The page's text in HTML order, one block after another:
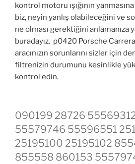
kontrol motoru ışığının
biz, neyin yanlış olabileceğini ve
ne olması gerektiğini anlamanıza
buradayız. p0420 Porsche
aracınızın sorunlarını sizler için
filtrenizin durumunu kesinlikle
kontrol edin.
090199 28726
55579746 55596551
25195100 25195102
855558 860153